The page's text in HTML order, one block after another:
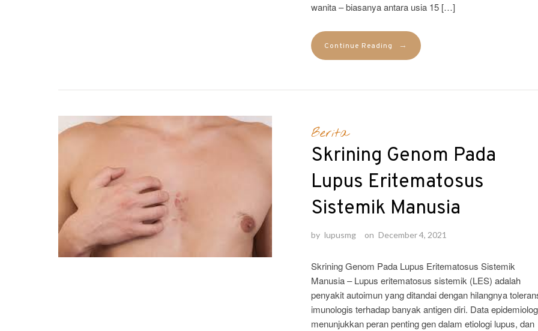
wanita – biasanya antara usia 15 […]
Continue Reading →
Berita
Skrining Genom Pada
Lupus Eritematosus
Sistemik Manusia
by lupusmg on December 4, 2021
Skrining Genom Pada Lupus Eritematosus Sistemik
Manusia – Lupus eritematosus sistemik (LES) adalah
penyakit autoimun yang ditandai dengan hilangnya
imunologis terhadap banyak antigen diri. Data
menunjukkan peran penting gen dalam etiologi lupus, dan